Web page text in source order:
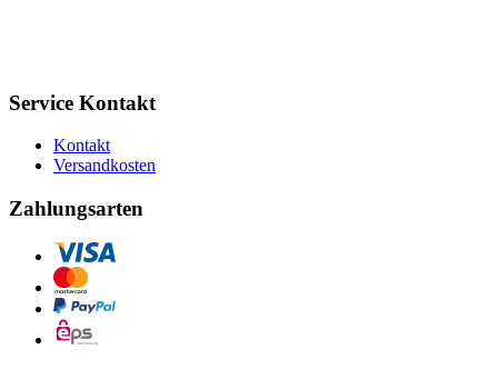
Service Kontakt
Kontakt
Versandkosten
Zahlungsarten